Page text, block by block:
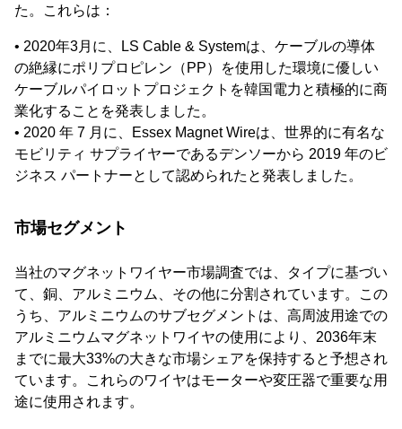
た。これらは：
• 2020年3月に、LS Cable & Systemは、ケーブルの導体
の絶縁にポリプロピレン（PP）を使用した環境に優しい
ケーブルパイロットプロジェクトを韓国電力と積極的に商
業化することを発表しました。
• 2020 年 7 月に、Essex Magnet Wireは、世界的に有名な
モビリティ サプライヤーであるデンソーから 2019 年のビ
ジネス パートナーとして認められたと発表しました。
市場セグメント
当社のマグネットワイヤー市場調査では、タイプに基づい
て、銅、アルミニウム、その他に分割されています。この
うち、アルミニウムのサブセグメントは、高周波用途での
アルミニウムマグネットワイヤの使用により、2036年末
までに最大33%の大きな市場シェアを保持すると予想され
ています。これらのワイヤはモーターや変圧器で重要な用
途に使用されます。